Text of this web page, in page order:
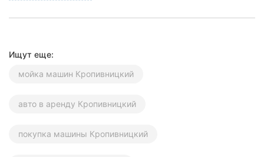
Луцк
Ищут еще:
мойка машин Кропивницкий
авто в аренду Кропивницкий
покупка машины Кропивницкий